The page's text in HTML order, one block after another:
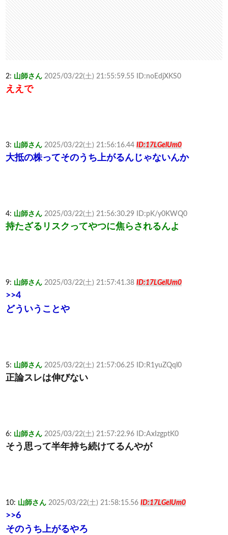
2: 山師さん 2025/03/22(土) 21:55:59.55 ID:noEdjXKS0
ええで
3: 山師さん 2025/03/22(土) 21:56:16.44 ID:17LGelUm0
大抵の株ってそのうち上がるんじゃないんか
4: 山師さん 2025/03/22(土) 21:56:30.29 ID:pK/y0KWQ0
持たざるリスクってやつに焦らされるんよ
9: 山師さん 2025/03/22(土) 21:57:41.38 ID:17LGelUm0
>>4
どういうことや
5: 山師さん 2025/03/22(土) 21:57:06.25 ID:R1yuZQql0
正論スレは伸びない
6: 山師さん 2025/03/22(土) 21:57:22.96 ID:AxIzgptK0
そう思って半年持ち続けてるんやが
10: 山師さん 2025/03/22(土) 21:58:15.56 ID:17LGelUm0
>>6
そのうち上がるやろ